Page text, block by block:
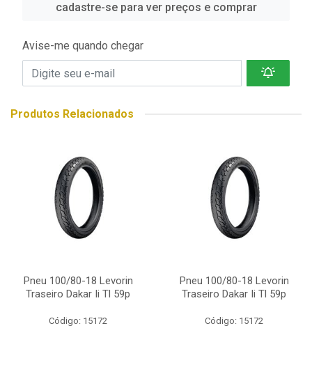
cadastre-se para ver preços e comprar
Avise-me quando chegar
Produtos Relacionados
Pneu 100/80-18 Levorin
Traseiro Dakar Ii Tl 59p
Código: 15172
Pneu 100/80-18 Levorin
Traseiro Dakar Ii Tl 59p
Código: 15172